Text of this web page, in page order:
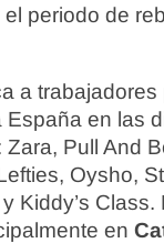
periodo de
a trabajadores
España en las
Pull And
Oysho,
Kiddy’s Class.
en